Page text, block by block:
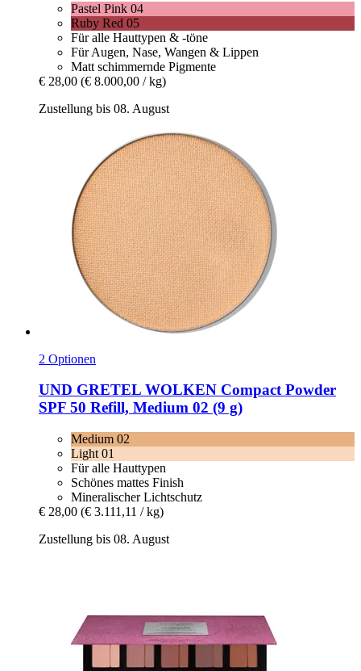
Pastel Pink 04
Ruby Red 05
Für alle Hauttypen & -töne
Für Augen, Nase, Wangen & Lippen
Matt schimmernde Pigmente
€ 28,00 (€ 8.000,00 / kg)
Zustellung bis 08. August
2 Optionen
UND GRETEL WOLKEN Compact Powder
SPF 50 Refill, Medium 02 (9 g)
Medium 02
Light 01
Für alle Hauttypen
Schönes mattes Finish
Mineralischer Lichtschutz
€ 28,00 (€ 3.111,11 / kg)
Zustellung bis 08. August